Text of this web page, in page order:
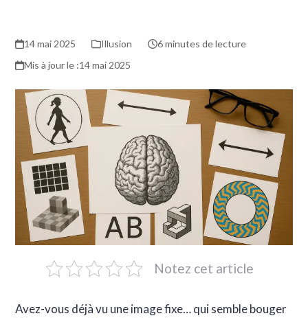
14 mai 2025 Illusion
6 minutes de lecture
14 mai 2025
Notez cet article
Avez-vous déjà vu une image fixe… qui semble bouger